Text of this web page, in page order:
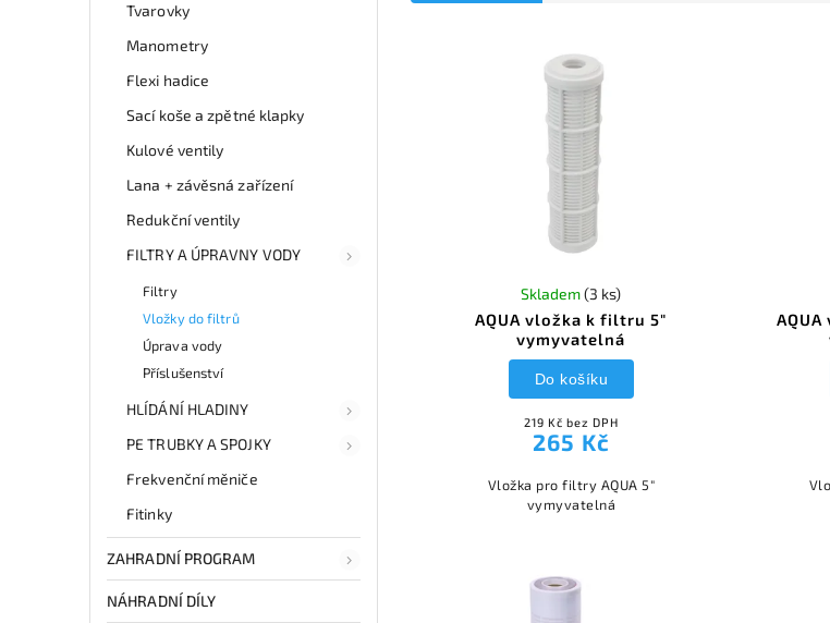
Tvarovky
Manometry
Flexi hadice
Sací koše a zpětné klapky
Kulové ventily
Lana + závěsná zařízení
Redukční ventily
FILTRY A ÚPRAVNY VODY
Filtry
Vložky do filtrů
Úprava vody
Příslušenství
HLÍDÁNÍ HLADINY
PE TRUBKY A SPOJKY
Frekvenční měniče
Fitinky
ZAHRADNÍ PROGRAM
NÁHRADNÍ DÍLY
AQUA vložka k filtru 5"
vymyvatelná
Skladem(3 ks)
219 Kč bez DPH
265 Kč
Do košíku
Vložka pro filtry AQUA 5"
vymyvatelná